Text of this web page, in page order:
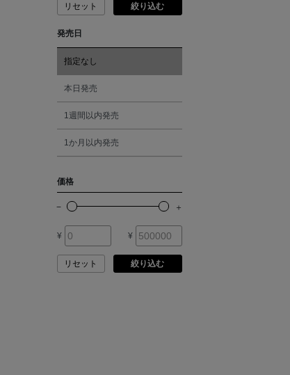
ANDERSONS
ANTIPAST
ANYA HINDMARCH
ARCS LONDON
ASAUCE MELER
ピンク
レッド
オレンジ
シルバー
リセット 絞り込む
発売日
指定なし
本日発売
1週間以内発売
1か月以内発売
価格
¥ ¥
リセット 絞り込む